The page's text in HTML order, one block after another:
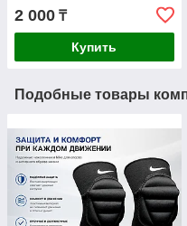
2 000 ₸
Купить
Подобные товары